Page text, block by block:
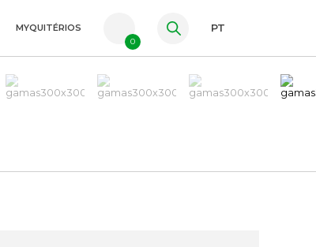
ES
MYQUITÉRIOS
0
PT